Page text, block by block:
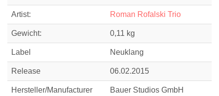
Artist: Roman Rofalski Trio
Gewicht: 0,11 kg
Label Neuklang
Release 06.02.2015
Hersteller/Manufacturer
Bauer Studios GmbH